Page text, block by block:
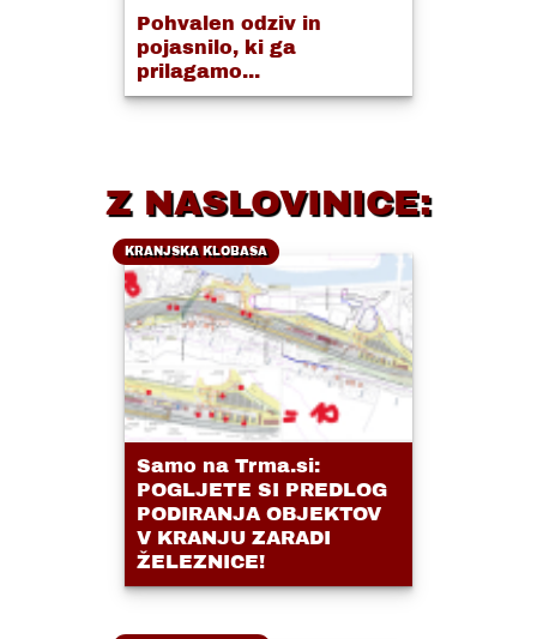
Pohvalen odziv in
pojasnilo, ki ga
prilagamo...
Z NASLOVINICE:
KRANJSKA KLOBASA
Samo na Trma.si:
POGLJETE SI PREDLOG
PODIRANJA OBJEKTOV
V KRANJU ZARADI
ŽELEZNICE!